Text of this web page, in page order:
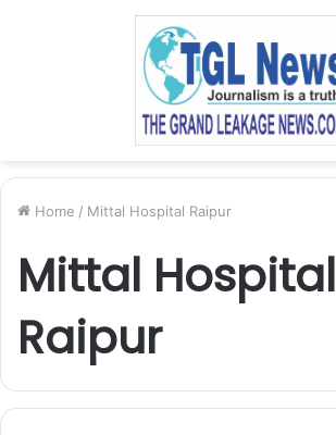
Home / Mittal Hospital Raipur
Mittal Hospital
Raipur